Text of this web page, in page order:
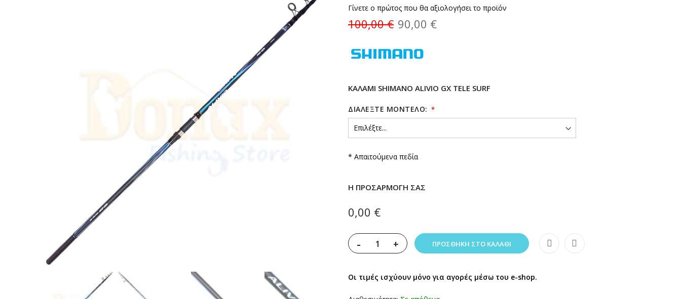
Γίνετε ο πρώτος που θα αξιολογήσει το προϊόν
90,00 €
100,00 €
ΚΑΛΆΜΙ SHIMANO ALIVIO GX TELE SURF
ΔΙΑΛΈΞΤΕ ΜΟΝΤΈΛΟ:
* Απαιτούμενα πεδία
Η ΠΡΟΣΑΡΜΟΓΉ ΣΑΣ
0,00 €
- + ΠΡΟΣΘΉΚΗ ΣΤΟ ΚΑΛΆΘΙ
Οι τιμές ισχύουν μόνο για αγορές μέσω του e-shop.